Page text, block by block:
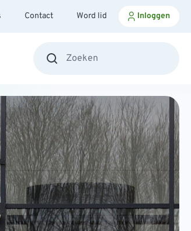
Contact Word lid Inloggen